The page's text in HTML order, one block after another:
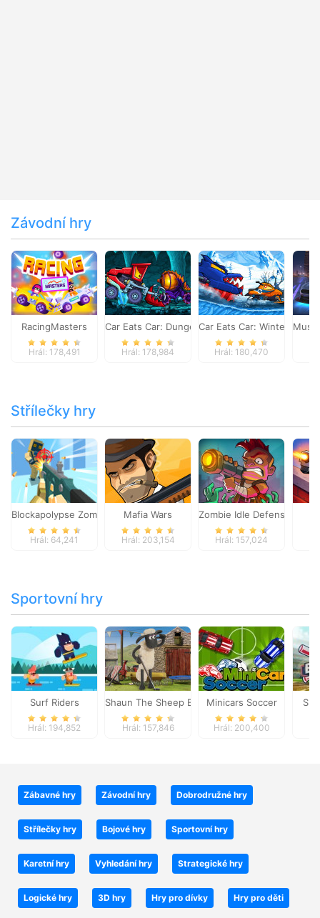
Závodní hry
RacingMasters
Hrál: 178,491
Car Eats Car: Dungeon Adventure
Hrál: 178,984
Car Eats Car: Winter
Hrál: 180,470
Střílečky hry
Blockapolypse Zombie Shooter
Hrál: 64,241
Mafia Wars
Hrál: 203,154
Zombie Idle Defense
Hrál: 157,024
Sportovní hry
Surf Riders
Hrál: 194,852
Shaun The Sheep Baahmy Golf
Hrál: 157,846
Minicars Soccer
Hrál: 200,400
Zábavné hry Závodní hry Dobrodružné hry
Střílečky hry Bojové hry Sportovní hry
Karetní hry Vyhledání hry Strategické hry
Logické hry 3D hry Hry pro dívky Hry pro děti